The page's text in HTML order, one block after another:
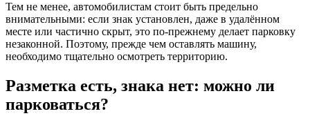
Тем не менее, автомобилистам стоит быть предельно
внимательными: если знак установлен, даже в удалённом
месте или частично скрыт, это по-прежнему делает парковку
незаконной. Поэтому, прежде чем оставлять машину,
необходимо тщательно осмотреть территорию.
Разметка есть, знака нет: можно ли
парковаться?